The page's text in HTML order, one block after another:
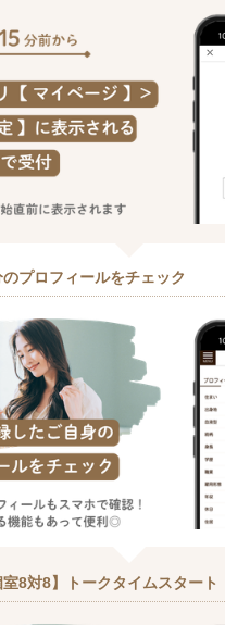
のプロフィールをチェック
室8対8】トークタイムスタート